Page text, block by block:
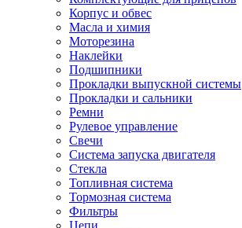
Корпус и обвес
Масла и химия
Моторезина
Наклейки
Подшипники
Прокладки выпускной системы
Прокладки и сальники
Ремни
Рулевое управление
Свечи
Система запуска двигателя
Стекла
Топливная система
Тормозная система
Фильтры
Цепи